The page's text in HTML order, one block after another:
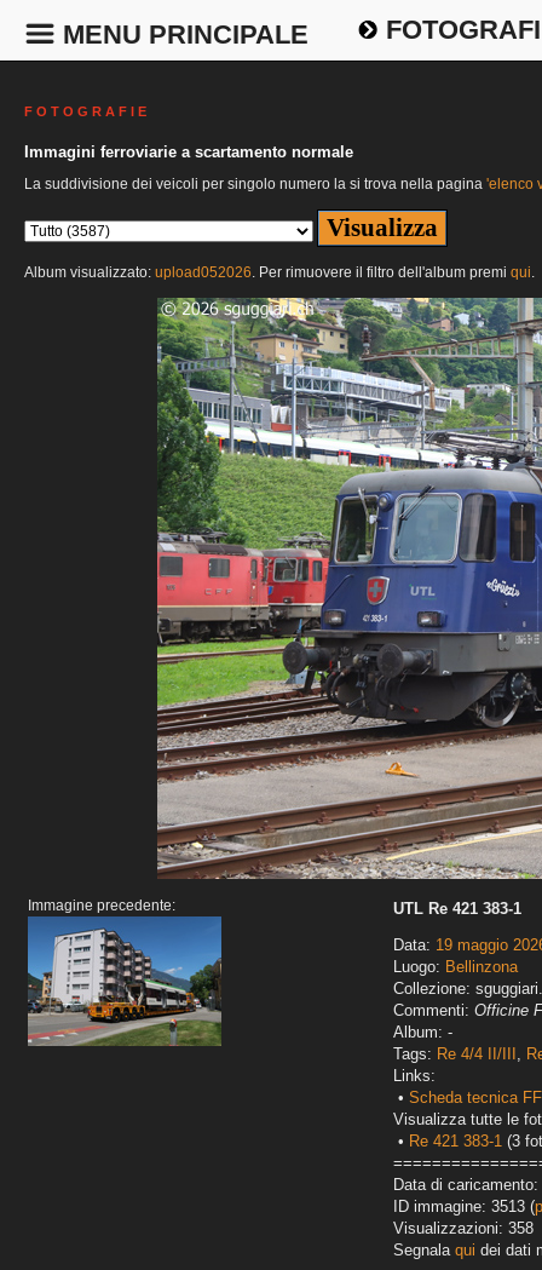
MENU PRINCIPALE
F O T O G R A F I E
Immagini ferroviarie a scartamento normale
La suddivisione dei veicoli per singolo numero la si trova nella pagina 'elenco
Album visualizzato: upload052026. Per rimuovere il filtro dell'album premi qui.
Immagine precedente:
UTL Re 421 383-1
Data: 19 maggio
Luogo: Bellinzona
Collezione:
Commenti: Officine
Album: -
Tags: Re 4/4 II/III ,
Links:
• Scheda tecnica
Visualizza tutte le
• Re 421 383-1 (3
Data di
ID immagine: 3513 (
Visualizzazioni: 358
Segnala qui dei dati